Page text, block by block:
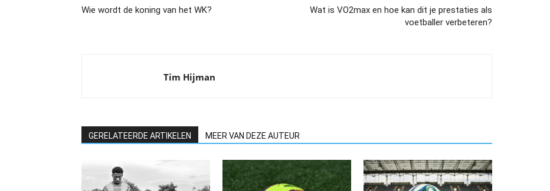
Wie wordt de koning van het WK?
Wat is VO2max en hoe kan dit je prestaties als
voetballer verbeteren?
Tim Hijman
GERELATEERDE ARTIKELEN MEER VAN DEZE AUTEUR